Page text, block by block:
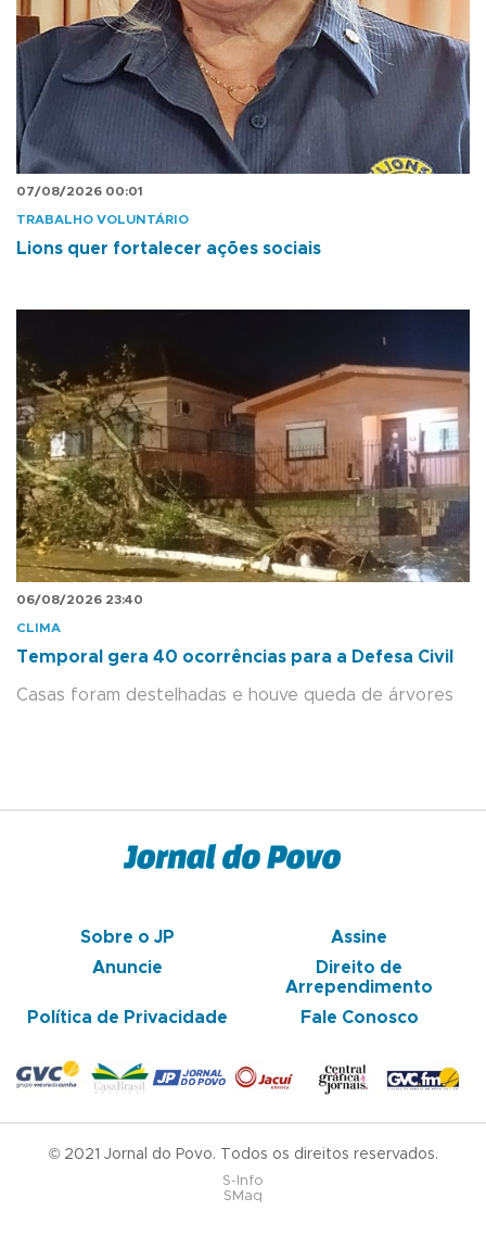
07/08/2026 00:01
TRABALHO VOLUNTÁRIO
Lions quer fortalecer ações sociais
06/08/2026 23:40
CLIMA
Temporal gera 40 ocorrências para a Defesa Civil
Casas foram destelhadas e houve queda de árvores
Sobre o JP
Assine
Anuncie
Direito de
Arrependimento
Política de Privacidade
Fale Conosco
© 2021 Jornal do Povo. Todos os direitos reservados.
S-Info
SMaq